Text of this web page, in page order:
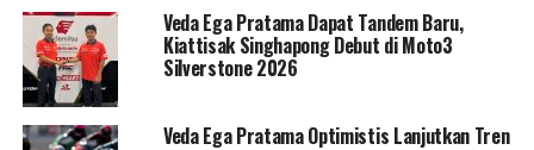
Veda Ega Pratama Dapat Tandem Baru,
Kiattisak Singhapong Debut di Moto3
Silverstone 2026
Veda Ega Pratama Optimistis Lanjutkan Tren